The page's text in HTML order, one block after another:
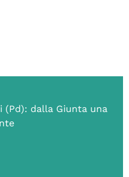
(Pd): dalla Giunta una